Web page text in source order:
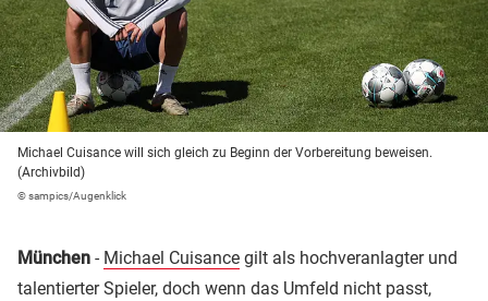
Michael Cuisance will sich gleich zu Beginn der Vorbereitung beweisen.
(Archivbild)
© sampics/Augenklick
München - Michael Cuisance gilt als hochveranlagter und
talentierter Spieler, doch wenn das Umfeld nicht passt,